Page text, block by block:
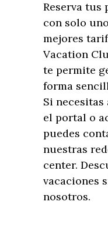
Reserva tus
con solo
mejores
Vacation
te permite
forma
Si necesitas
el portal o
puedes
nuestras
center.
vacaciones
nosotros.